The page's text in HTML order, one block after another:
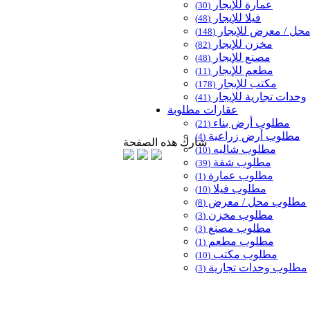
عمارة للإيجار (30)
فيلا للإيجار (48)
محل / معرض للإيجار (148)
مخزن للإيجار (82)
مصنع للإيجار (48)
مطعم للإيجار (11)
مكتب للإيجار (178)
وحدات تجارية للإيجار (41)
عقارات مطلوبة
مطلوب أرض بناء (21)
مطلوب أرض زراعية (4)
مطلوب شاليه (10)
مطلوب شقة (39)
مطلوب عمارة (1)
مطلوب فيلا (10)
مطلوب محل / معرض (8)
مطلوب مخزن (3)
مطلوب مصنع (3)
مطلوب مطعم (1)
مطلوب مكتب (10)
مطلوب وحدات تجارية (3)
شارك هذه الصفحة